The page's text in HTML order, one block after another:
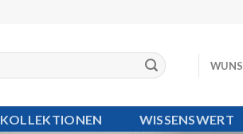
KOLLEKTIONEN WISSENSWERT